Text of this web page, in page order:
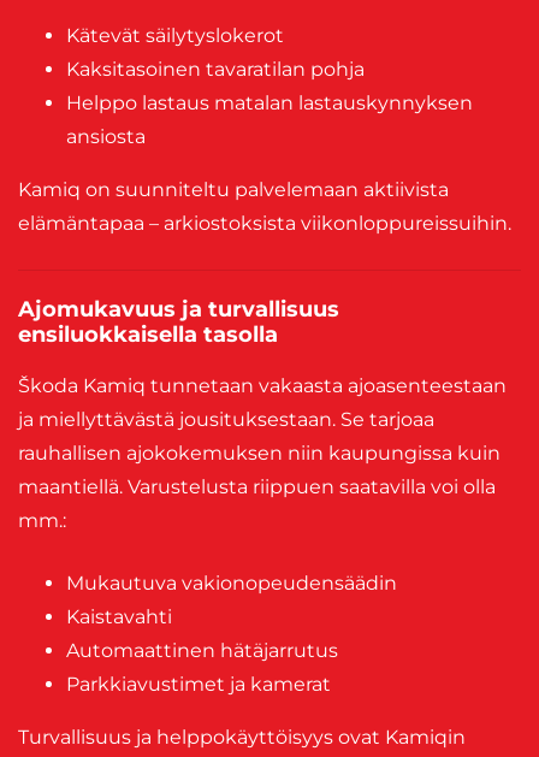
Kätevät säilytyslokerot
Kaksitasoinen tavaratilan pohja
Helppo lastaus matalan lastauskynnyksen
ansiosta
Kamiq on suunniteltu palvelemaan aktiivista
elämäntapaa – arkiostoksista viikonloppureissuihin.
Ajomukavuus ja turvallisuus
ensiluokkaisella tasolla
Škoda Kamiq tunnetaan vakaasta ajoasenteestaan
ja miellyttävästä jousituksestaan. Se tarjoaa
rauhallisen ajokokemuksen niin kaupungissa kuin
maantiellä. Varustelusta riippuen saatavilla voi olla
mm.:
Mukautuva vakionopeudensäädin
Kaistavahti
Automaattinen hätäjarrutus
Parkkiavustimet ja kamerat
Turvallisuus ja helppokäyttöisyys ovat Kamiqin